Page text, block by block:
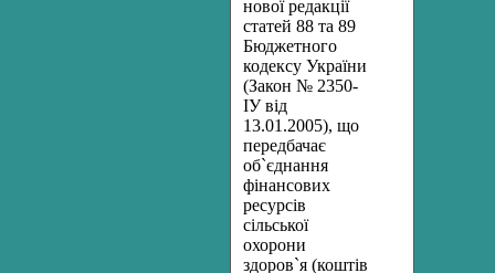
нової редакції
статей 88 та 89
Бюджетного
кодексу України
(Закон № 2350-
ІУ від
13.01.2005), що
передбачає
об`єднання
фінансових
ресурсів
сільської
охорони
здоров`я (коштів